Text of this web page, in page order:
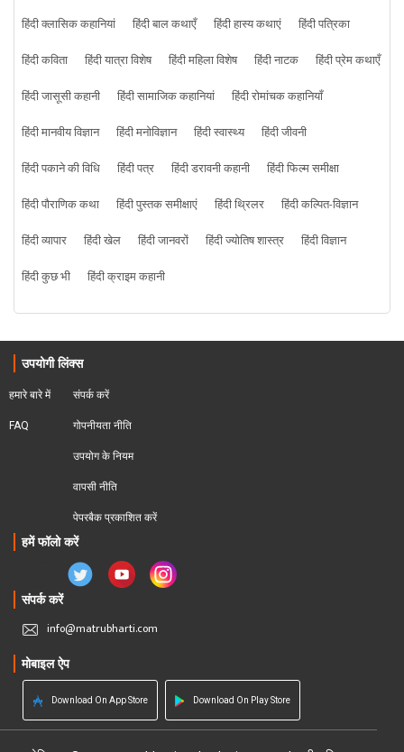
हिंदी क्लासिक कहानियां
हिंदी बाल कथाएँ हिंदी हास्य कथाएं
हिंदी पत्रिका
हिंदी कविता
हिंदी यात्रा विशेष हिंदी महिला विशेष हिंदी नाटक
हिंदी प्रेम कथाएँ
हिंदी जासूसी कहानी
हिंदी सामाजिक कहानियां
हिंदी रोमांचक कहानियाँ
हिंदी मानवीय विज्ञान
हिंदी मनोविज्ञान हिंदी स्वास्थ्य
हिंदी जीवनी
हिंदी पकाने की विधि
हिंदी पत्र हिंदी डरावनी कहानी
हिंदी फिल्म समीक्षा
हिंदी पौराणिक कथा
हिंदी पुस्तक समीक्षाएं हिंदी थ्रिलर
हिंदी कल्पित-विज्ञान
हिंदी व्यापार
हिंदी खेल हिंदी जानवरों हिंदी ज्योतिष शास्त्र
हिंदी विज्ञान
हिंदी कुछ भी
हिंदी क्राइम कहानी
उपयोगी लिंक्स
हमारे बारे में
FAQ
संपर्क करें
गोपनीयता नीति
उपयोग के नियम
वापसी नीति
पेपरबैक प्रकाशित करें
हमें फॉलो करें
संपर्क करें
info@matrubharti.com
मोबाइल ऐप
Download On App Store Download On Play Store